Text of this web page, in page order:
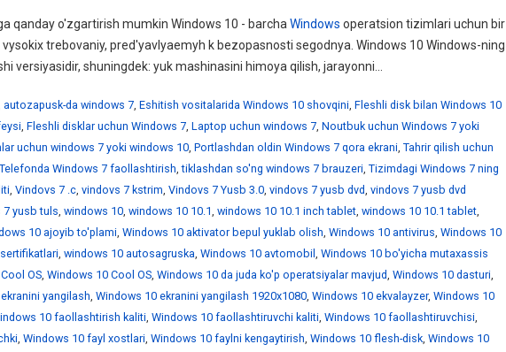
qanday o'zgartirish mumkin Windows 10 - barcha Windows operatsion tizimlari uchun bir
trebovaniy, pred'yavlyaemyh k bezopasnosti segodnya. Windows 10 Windows-ning
versiyasidir, shuningdek: yuk mashinasini himoya qilish, jarayonni...
autozapusk-da windows 7, Eshitish vositalarida Windows 10 shovqini, Fleshli disk bilan Windows 10
, Fleshli disklar uchun Windows 7, Laptop uchun windows 7, Noutbuk uchun Windows 7 yoki
uchun windows 7 yoki windows 10, Portlashdan oldin Windows 7 qora ekrani, Tahrir qilish uchun
Telefonda Windows 7 faollashtirish,tiklashdan so'ng windows 7 brauzeri, Tizimdagi Windows 7 ning
, Vindovs 7 .c, vindovs 7 kstrim, Vindovs 7 Yusb 3.0, vindovs 7 yusb dvd, vindovs 7 yusb dvd
7 yusb tuls, windows 10, windows 10 10.1, windows 10 10.1 inch tablet, windows 10 10.1 tablet,
10 ajoyib to'plami, Windows 10 aktivator bepul yuklab olish, Windows 10 antivirus, Windows 10
, windows 10 autosagruska, Windows 10 avtomobil , Windows 10 bo'yicha mutaxassis
OS, Windows 10 Cool OS, Windows 10 da juda ko'p operatsiyalar mavjud, Windows 10 dasturi,
yangilash, Windows 10 ekranini yangilash 1920x1080, Windows 10 ekvalayzer, Windows 10
10 faollashtirish kaliti, Windows 10 faollashtiruvchi kaliti, Windows 10 faollashtiruvchisi,
, Windows 10 fayl xostlari, Windows 10 faylni kengaytirish, Windows 10 flesh-disk, Windows 10